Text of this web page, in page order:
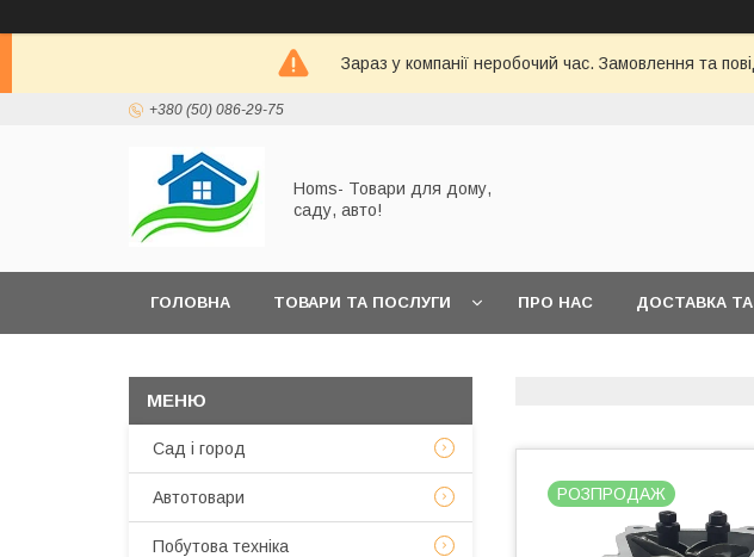
Зараз у компанії неробочий час. Замовлення та
+380 (50) 086-29-75
Homs- Товари для дому,
саду, авто!
ГОЛОВНА ТОВАРИ ТА ПОСЛУГИ ПРО НАС ДОСТАВКА
РОЗПРОДАЖ
Сад і город
Автотовари
Побутова техніка